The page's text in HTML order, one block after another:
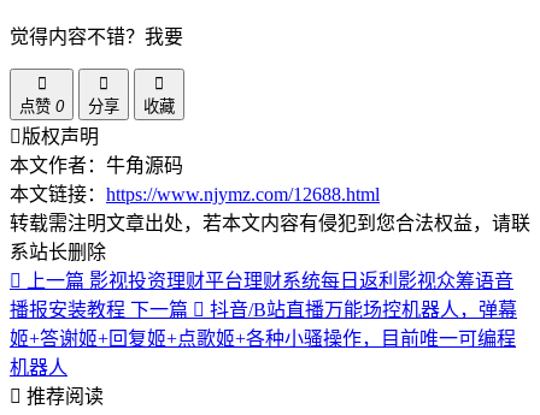
觉得内容不错？我要
点赞 0 分享 收藏
版权声明
本文作者：牛角源码
本文链接： https://www.njymz.com/12688.html
转载需注明文章出处，若本文内容有侵犯到您合法权益，请联
系站长删除
上一篇 影视投资理财平台理财系统每日返利影视众筹语音
播报安装教程 下一篇
抖音/B站直播万能场控机器人，弹幕
姬+答谢姬+回复姬+点歌姬+各种小骚操作，目前唯一可编程
机器人
推荐阅读